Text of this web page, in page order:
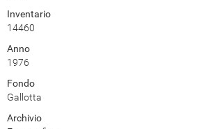
Inventario
14460
Anno
1976
Fondo
Gallotta
Archivio